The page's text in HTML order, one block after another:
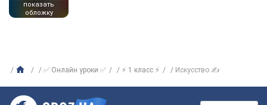
показать
обложку
✅ Онлайн уроки ✅ ⚡ 1 класс ⚡ Искусство ✍